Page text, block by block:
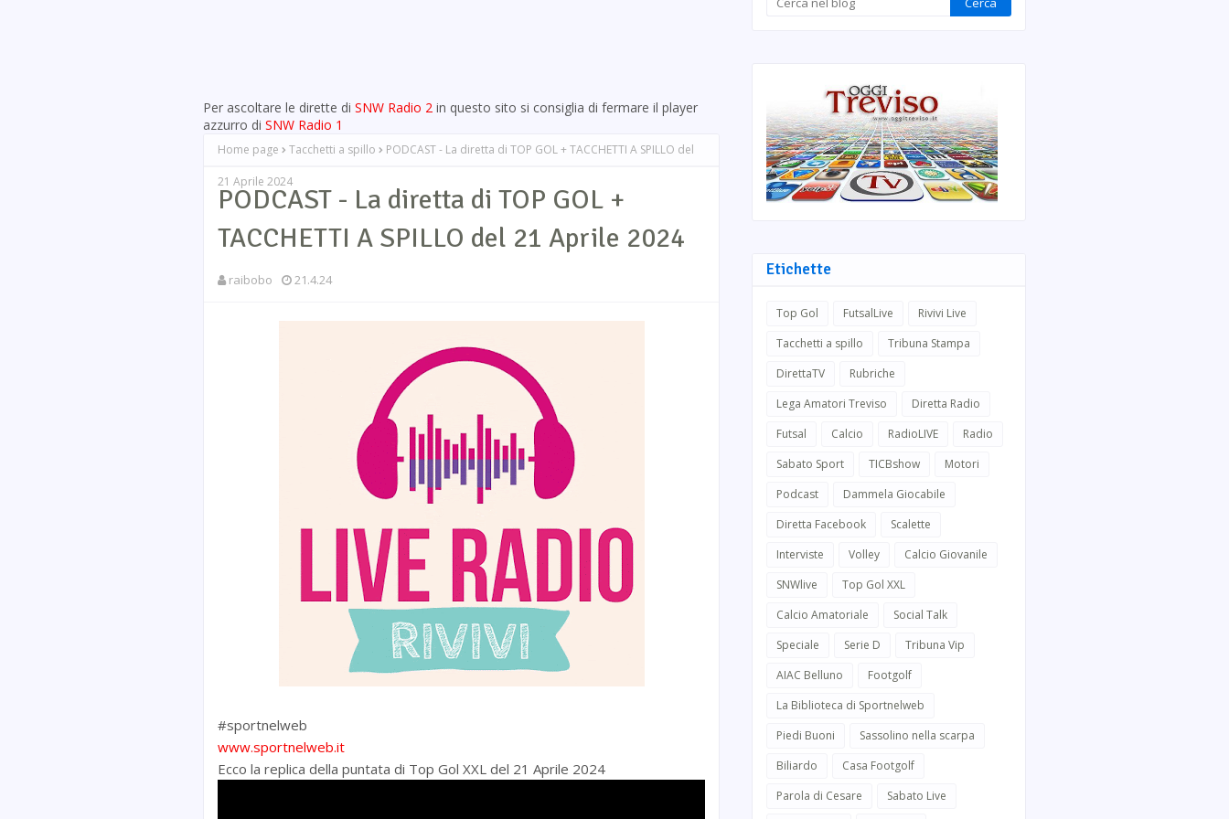
Per ascoltare le dirette di SNW Radio 2 in questo sito si consiglia di fermare il player
azzurro di SNW Radio 1
Home page Tacchetti a spillo PODCAST - La diretta di TOP GOL + TACCHETTI A SPILLO del
21 Aprile 2024
PODCAST - La diretta di TOP GOL +
TACCHETTI A SPILLO del 21 Aprile 2024
raibobo 21.4.24
#sportnelweb
www.sportnelweb.it
Ecco la replica della puntata di Top Gol XXL del 21 Aprile 2024
Etichette
Top Gol FutsalLive
Rivivi Live
Tacchetti a spillo
Tribuna Stampa
DirettaTV
Rubriche
Lega Amatori Treviso
Diretta Radio
Futsal
Calcio RadioLIVE
Radio
Sabato Sport
TICBshow
Motori
Podcast
Dammela Giocabile
Diretta Facebook
Scalette
Interviste
Volley
Calcio Giovanile
SNWlive
Top Gol XXL
Calcio Amatoriale
Social Talk
Speciale
Serie D
Tribuna Vip
AIAC Belluno
Footgolf
La Biblioteca di Sportnelweb
Piedi Buoni
Sassolino nella scarpa
Biliardo
Casa Footgolf
Parola di Cesare
Sabato Live